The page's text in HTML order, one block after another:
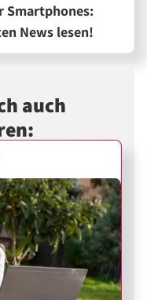
Smartphones:
News lesen!
auch